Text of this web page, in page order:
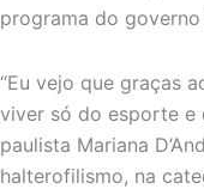
programa do
“Eu vejo que graças
viver só do esporte e
paulista Mariana
halterofilismo, na